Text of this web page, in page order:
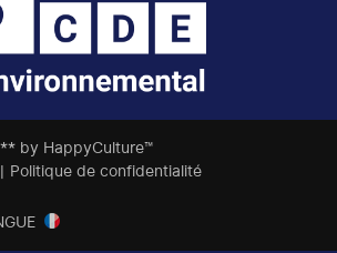
by HappyCulture™
| Politique de confidentialité